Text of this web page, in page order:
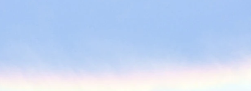
作成
コンテンツ提供